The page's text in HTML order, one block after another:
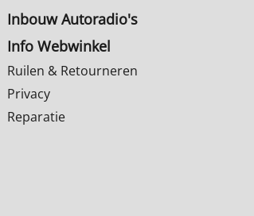
Inbouw Autoradio's
Info Webwinkel
Ruilen & Retourneren
Privacy
Reparatie